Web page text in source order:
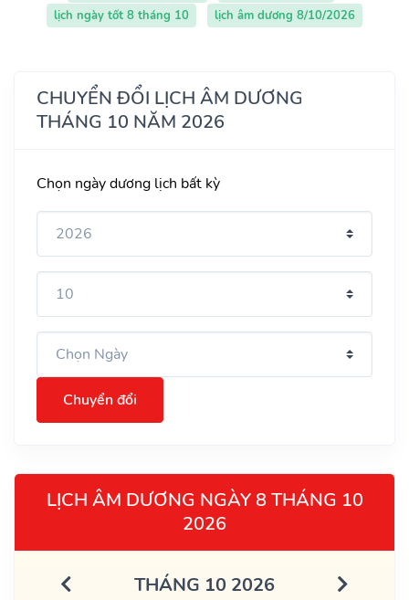
lịch ngày tốt 8 tháng 10
lịch âm dương 8/10/2026
CHUYỂN ĐỔI LỊCH ÂM DƯƠNG
THÁNG 10 NĂM 2026
Chọn ngày dương lịch bất kỳ
Chuyển đổi
LỊCH ÂM DƯƠNG NGÀY 8 THÁNG 10
2026
THÁNG 10 2026